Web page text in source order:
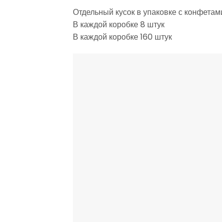
Отдельный кусок в упаковке с
В каждой коробке 8 штук
В каждой коробке 160 штук